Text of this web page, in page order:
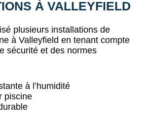
À VALLEYFIELD
plusieurs installations de
à Valleyfield en tenant compte
sécurité et des normes
à l’humidité
piscine